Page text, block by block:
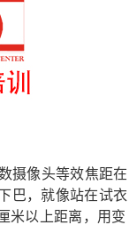
摄像头等效焦距在
巴，就像站在试衣
米以上距离，用变